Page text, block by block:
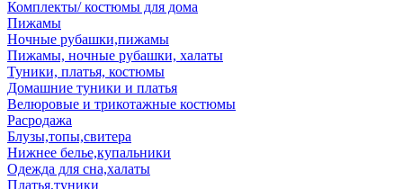
Комплекты/ костюмы для дома
Пижамы
Ночные рубашки,пижамы
Пижамы, ночные рубашки, халаты
Туники, платья, костюмы
Домашние туники и платья
Велюровые и трикотажные костюмы
Расродажа
Блузы,топы,свитера
Нижнее белье,купальники
Одежда для сна,халаты
Платья,туники